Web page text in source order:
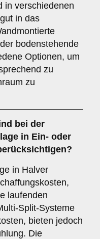
in verschiedenen
in das
bodenstehende
Optionen, um
zu
zu
bei der
in Ein- oder
in Halver
laufenden
Split-Systeme
bieten jedoch
Die